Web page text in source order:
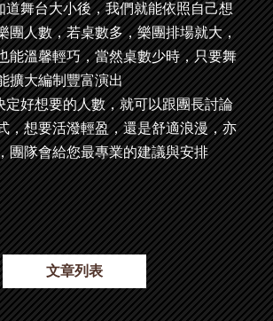
道舞台大小後，我們就能依照自己想
團人數，若桌數多，樂團排場就大，
能溫馨輕巧，當然桌數少時，只要舞
擴大編制豐富演出
定好想要的人數，就可以跟團長討論
，想要活潑輕盈，還是舒適浪漫，亦
團隊會給您最專業的建議與安排
文章列表